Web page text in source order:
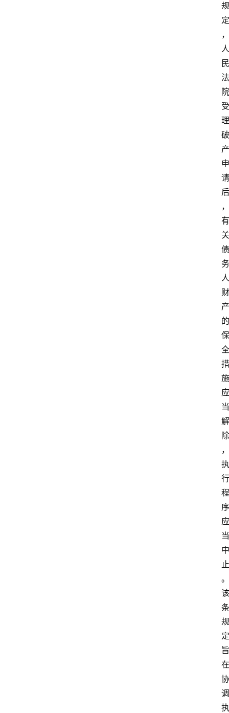
规
定
，
人
民
法
院
受
理
破
产
申
请
后
，
有
关
债
务
人
财
产
的
保
全
措
施
应
当
解
除
，
执
行
程
序
应
当
中
止
。
该
条
规
定
旨
在
协
调
执